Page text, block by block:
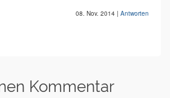
08. Nov. 2014 | Antworten
Kommentar